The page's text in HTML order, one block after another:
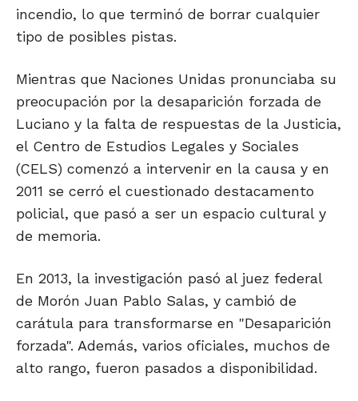
incendio, lo que terminó de borrar cualquier
tipo de posibles pistas.
Mientras que Naciones Unidas pronunciaba su
preocupación por la desaparición forzada de
Luciano y la falta de respuestas de la Justicia,
el Centro de Estudios Legales y Sociales
(CELS) comenzó a intervenir en la causa y en
2011 se cerró el cuestionado destacamento
policial, que pasó a ser un espacio cultural y
de memoria.
En 2013, la investigación pasó al juez federal
de Morón Juan Pablo Salas, y cambió de
carátula para transformarse en "Desaparición
forzada". Además, varios oficiales, muchos de
alto rango, fueron pasados a disponibilidad.